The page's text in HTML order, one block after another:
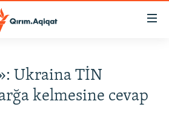
Ukraina TİN
kelmesine cevap